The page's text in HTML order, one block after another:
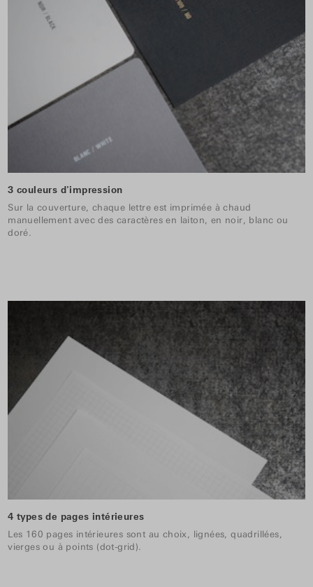
3 couleurs d'impression
Sur la couverture, chaque lettre est imprimée à chaud
manuellement avec des caractères en laiton, en noir, blanc ou
doré.
4 types de pages intérieures
Les 160 pages intérieures sont au choix, lignées, quadrillées,
vierges ou à points (dot-grid).